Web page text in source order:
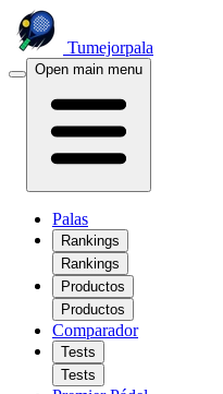
Tumejorpala
Open main menu
Palas
Rankings
Rankings
Productos
Productos
Comparador
Tests
Tests